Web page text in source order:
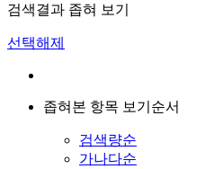
검색결과 좁혀 보기
선택해제
좁혀본 항목 보기순서
검색량순
가나다순